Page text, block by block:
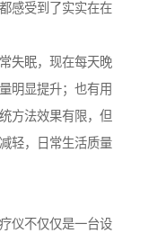
感受到了实实在在
失眠，现在每天晚
明显提升；也有用
方法效果有限，但
轻，日常生活质量
仪不仅仅是一台设